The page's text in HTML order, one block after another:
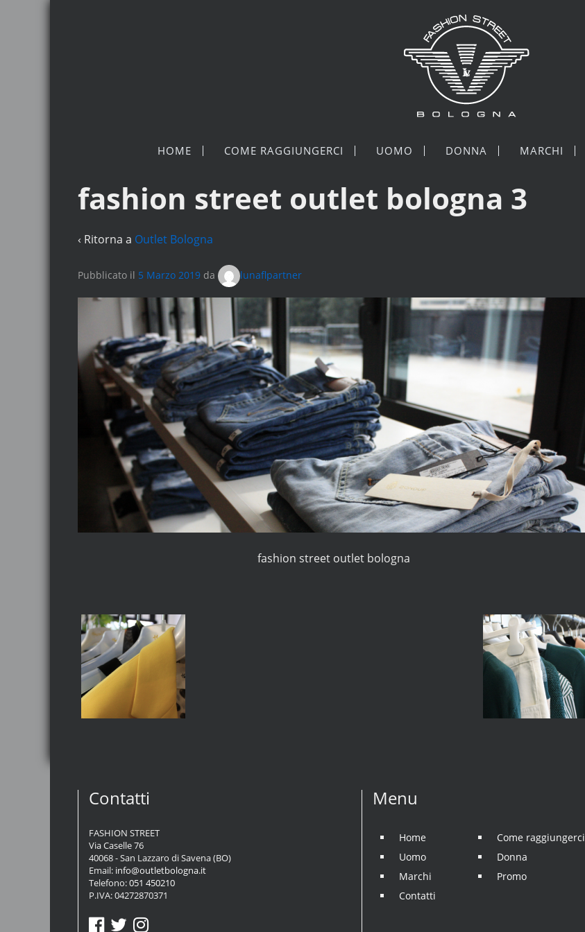
HOME COME RAGGIUNGERCI UOMO DONNA MARCHI
fashion street outlet bologna 3
‹ Ritorna a Outlet Bologna
Pubblicato il 5 Marzo 2019 da lunaflpartner
fashion street outlet bologna
Contatti
FASHION STREET
Via Caselle 76
40068 - San Lazzaro di Savena (BO)
Email: info@outletbologna.it
Telefono:051 450210
P.IVA: 04272870371
Menu
Home
Come raggiungerci
Uomo
Donna
Marchi
Promo
Contatti